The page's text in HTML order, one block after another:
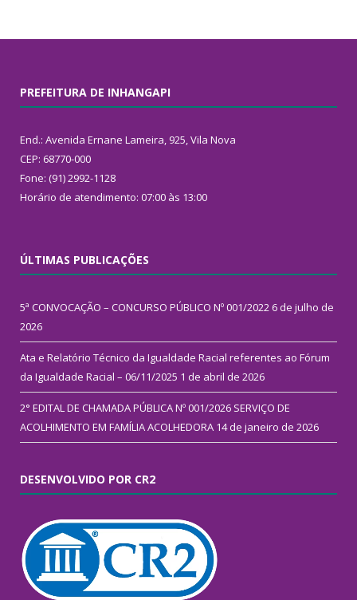
PREFEITURA DE INHANGAPI
End.: Avenida Ernane Lameira, 925, Vila Nova
CEP: 68770-000
Fone: (91) 2992-1128
Horário de atendimento: 07:00 às 13:00
ÚLTIMAS PUBLICAÇÕES
5ª CONVOCAÇÃO – CONCURSO PÚBLICO Nº 001/2022 6 de julho de
2026
Ata e Relatório Técnico da Igualdade Racial referentes ao Fórum
da Igualdade Racial – 06/11/2025 1 de abril de 2026
2° EDITAL DE CHAMADA PÚBLICA Nº 001/2026 SERVIÇO DE
ACOLHIMENTO EM FAMÍLIA ACOLHEDORA 14 de janeiro de 2026
DESENVOLVIDO POR CR2